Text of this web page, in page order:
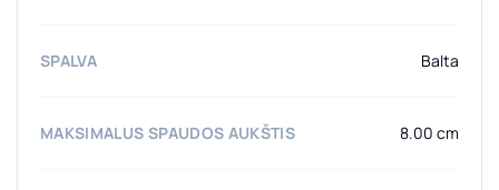
SPALVA Balta
MAKSIMALUS SPAUDOS AUKŠTIS 8.00 cm